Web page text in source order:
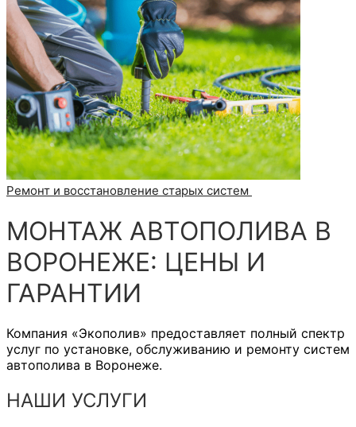
Ремонт и восстановление старых систем
МОНТАЖ АВТОПОЛИВА В
ВОРОНЕЖЕ: ЦЕНЫ И
ГАРАНТИИ
Компания «Экополив» предоставляет полный спектр
услуг по установке, обслуживанию и ремонту систем
автополива в Воронеже.
НАШИ УСЛУГИ